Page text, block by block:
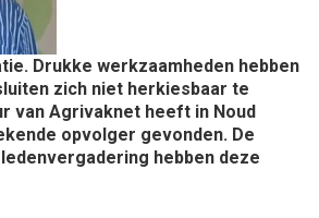
Drukke werkzaamheden hebben
zich niet herkiesbaar te
van Agrivaknet heeft in Noud
opvolger gevonden. De
hebben deze